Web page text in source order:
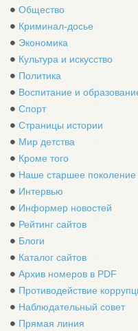
Общество
Криминал-досье
Экономика
Культура и искусство
Политика
Воспитание и
Спорт
Страницы истории
Мир детства
Кроме того
Наше старшее поколение
Интервью
Информер новостей
Рейтинг сайтов
Блоги
Каталог сайтов
Архив номеров в PDF
Противодействие
Наблюдательный совет
Прямая линия